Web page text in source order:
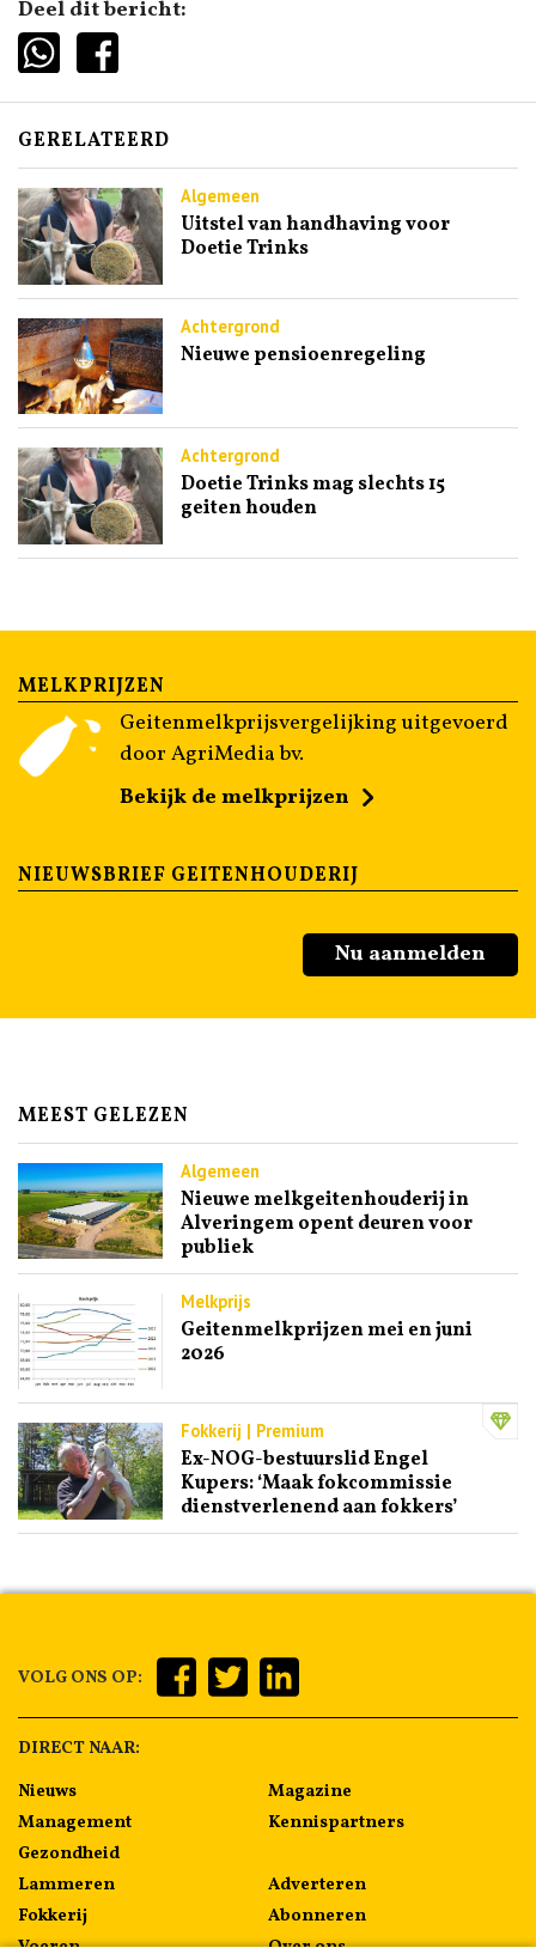
Deel dit bericht:
GERELATEERD
Algemeen
Uitstel van handhaving voor
Doetie Trinks
Achtergrond
Nieuwe pensioenregeling
Achtergrond
Doetie Trinks mag slechts 15
geiten houden
MELKPRIJZEN
Geitenmelkprijsvergelijking uitgevoerd
door AgriMedia bv.
Bekijk de melkprijzen
NIEUWSBRIEF GEITENHOUDERIJ
Nu aanmelden
MEEST GELEZEN
Algemeen
Nieuwe melkgeitenhouderij in
Alveringem opent deuren voor
publiek
Melkprijs
Geitenmelkprijzen mei en juni
2026
Fokkerij | Premium
Ex-NOG-bestuurslid Engel
Kupers: ‘Maak fokcommissie
dienstverlenend aan fokkers’
VOLG ONS OP:
DIRECT NAAR:
Nieuws
Management
Gezondheid
Lammeren
Fokkerij
Magazine
Kennispartners
Adverteren
Abonneren